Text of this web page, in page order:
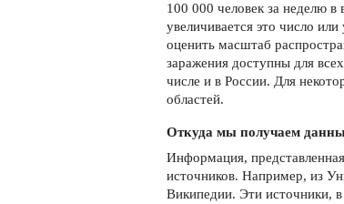
100 000 человек за неделю
увеличивается это число
оценить масштаб
заражения доступны для
числе и в России. Для
областей.
Откуда мы получаем
Информация,
источников. Например, из
Википедии. Эти источники,